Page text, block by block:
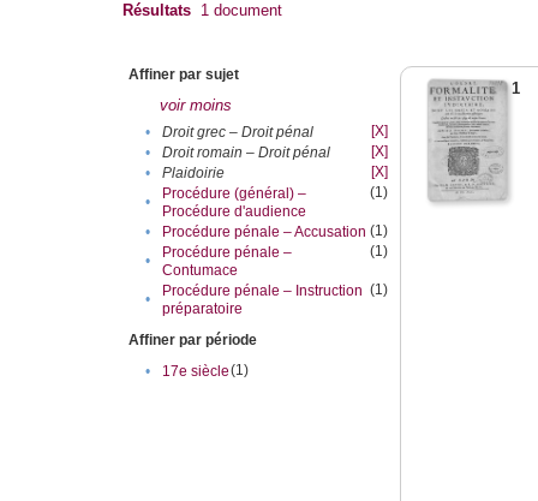
Résultats 1 document
Affiner par sujet
voir moins
• Droit grec – Droit pénal
[X]
•
Droit romain – Droit pénal
[X]
•
Plaidoirie
[X]
•
Procédure (général) –
Procédure d'audience
(1)
• Procédure pénale – Accusation (1)
•
Procédure pénale –
Contumace
(1)
•
Procédure pénale – Instruction
préparatoire
(1)
Affiner par période
•
17e siècle(1)
1